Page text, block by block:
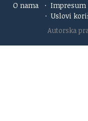
O nama · Impresum
· Uslovi
Autorska